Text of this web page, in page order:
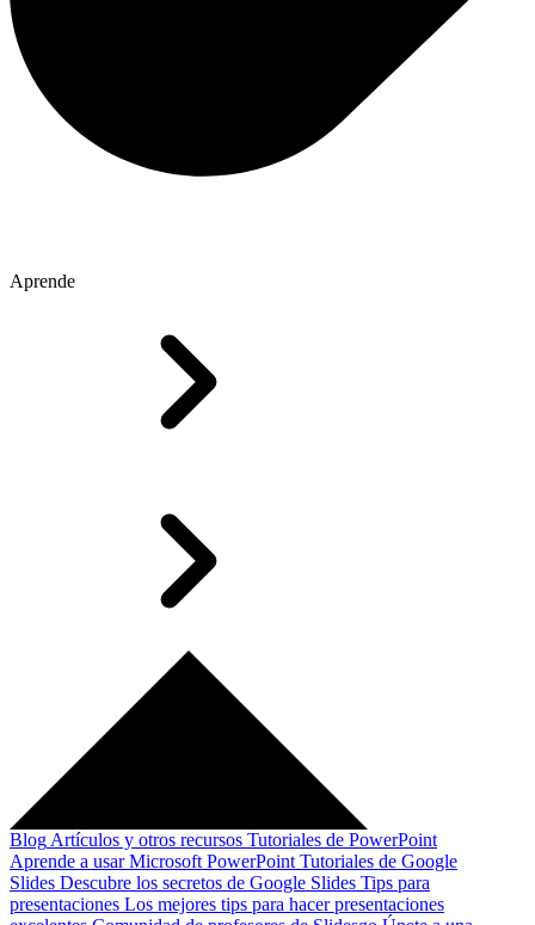
Aprende
Blog Artículos y otros recursos Tutoriales de PowerPoint
Aprende a usar Microsoft PowerPoint Tutoriales de Google
Slides Descubre los secretos de Google Slides Tips para
presentaciones Los mejores tips para hacer presentaciones